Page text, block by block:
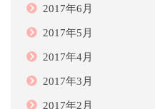
2017年6月
2017年5月
2017年4月
2017年3月
2017年2月